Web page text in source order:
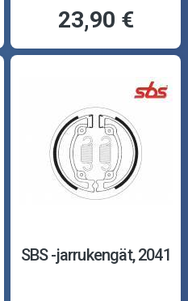
23,90 €
SBS -jarrukengät, 2041